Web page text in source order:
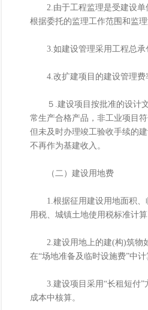
2.由于工程监理是受建设单
根据委托的监理工作范围和监
3.如建设管理采用工程总承
4.改扩建项目的建设管理费
５.建设项目按批准的设计文
常生产合格产品，非工业项目
但未及时办理竣工验收手续的
不再作为基建收入。
（二）建设用地费
1.根据征用建设用地面积、
用税、城镇土地使用税标准计算
2.建设用地上的建(构)筑物如
在“场地准备及临时设施费”中计
3.建设项目采用“长租短付”
成本中核算。